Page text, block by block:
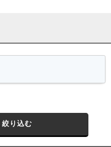
り込む